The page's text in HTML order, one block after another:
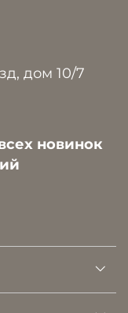
дом 10/7
новинок